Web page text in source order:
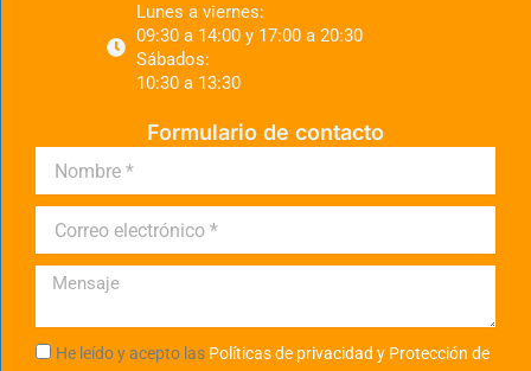
Lunes a viernes:
09:30 a 14:00 y 17:00 a 20:30
Sábados:
10:30 a 13:30
Formulario de contacto
He leído y acepto las Políticas de privacidad y Protección de